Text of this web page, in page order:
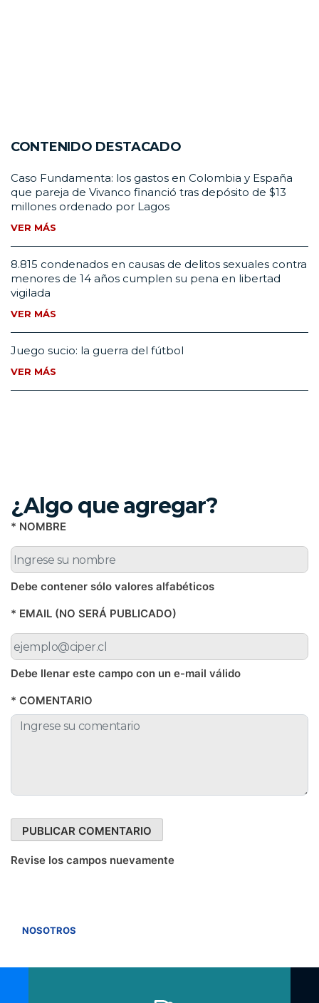
CONTENIDO DESTACADO
Caso Fundamenta: los gastos en Colombia y España
que pareja de Vivanco financió tras depósito de $13
millones ordenado por Lagos
VER MÁS
8.815 condenados en causas de delitos sexuales contra
menores de 14 años cumplen su pena en libertad
vigilada
VER MÁS
Juego sucio: la guerra del fútbol
VER MÁS
¿Algo que agregar?
* NOMBRE
Debe contener sólo valores alfabéticos
* EMAIL (NO SERÁ PUBLICADO)
Debe llenar este campo con un e-mail válido
* COMENTARIO
Revise los campos nuevamente
NOSOTROS